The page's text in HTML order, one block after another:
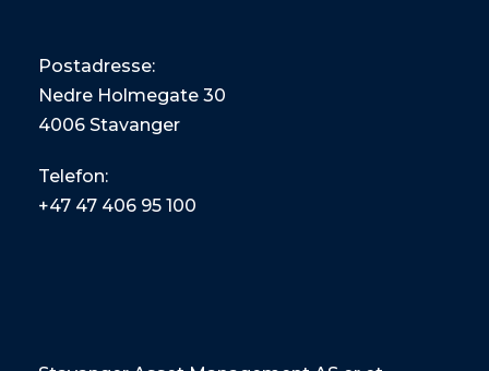
Postadresse:
Nedre Holmegate 30
4006 Stavanger
Telefon:
+47 47 406 95 100